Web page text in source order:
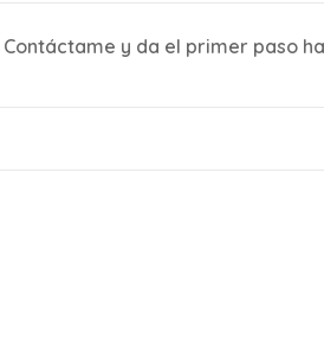
y da el primer paso